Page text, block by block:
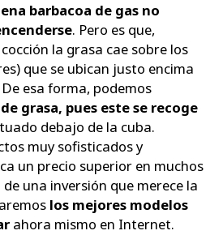
barbacoa de gas no
. Pero es que,
la grasa cae sobre los
que se ubican justo encima
esa forma, podemos
grasa, pues este se recoge
debajo de la cuba.
muy sofisticados y
un precio superior en muchos
una inversión que merece la
los mejores modelos
ahora mismo en Internet.